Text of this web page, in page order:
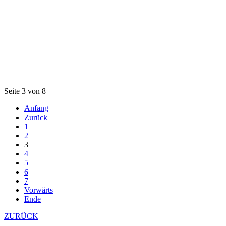
Seite 3 von 8
Anfang
Zurück
1
2
3
4
5
6
7
Vorwärts
Ende
ZURÜCK